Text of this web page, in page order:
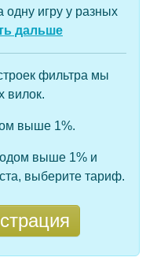
игру у разных
дальше
фильтра мы
вилок.
выше 1%.
выше 1% и
выберите тариф.